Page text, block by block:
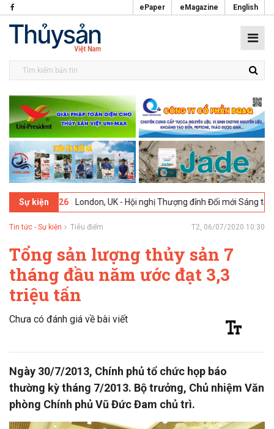
ePaper eMagazine English
Sự kiện
2026 London, UK - Hội nghị Thượng đỉnh Đổi mới Sáng tạo trong
Tin tức - Sự kiện Tiêu điểm T2, 06/07/2020 10:30
Tổng sản lượng thủy sản 7
tháng đầu năm ước đạt 3,3
triệu tấn
Chưa có đánh giá về bài viết
Ngày 30/7/2013, Chính phủ tổ chức họp báo
thường kỳ tháng 7/2013. Bộ trưởng, Chủ nhiệm Văn
phòng Chính phủ Vũ Đức Đam chủ trì.